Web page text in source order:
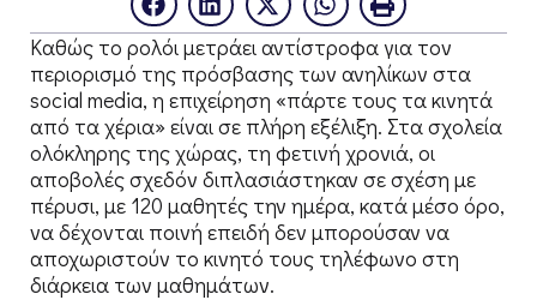
Καθώς το ρολόι μετράει αντίστροφα για τον
περιορισμό της πρόσβασης των ανηλίκων στα
social media, η επιχείρηση «πάρτε τους τα κινητά
από τα χέρια» είναι σε πλήρη εξέλιξη. Στα σχολεία
ολόκληρης της χώρας, τη φετινή χρονιά, οι
αποβολές σχεδόν διπλασιάστηκαν σε σχέση με
πέρυσι, με 120 μαθητές την ημέρα, κατά μέσο όρο,
να δέχονται ποινή επειδή δεν μπορούσαν να
αποχωριστούν το κινητό τους τηλέφωνο στη
διάρκεια των μαθημάτων.